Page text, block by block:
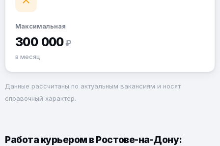
Максимальная
300 000 ₽
в месяц
Данные рассчитаны по актуальным вакансиям и носят
справочный характер.
Работа курьером в Ростове-на-Дону: